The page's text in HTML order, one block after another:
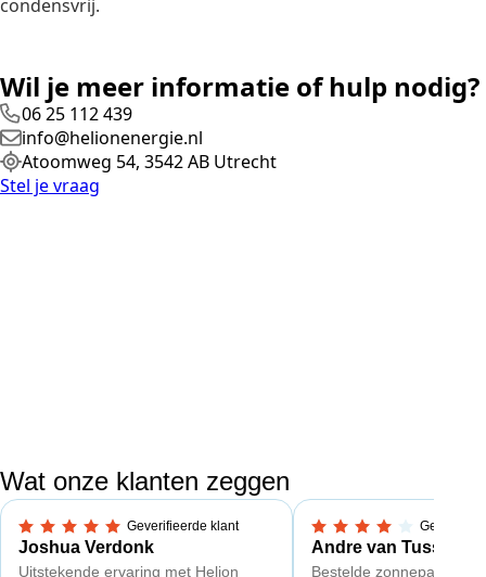
condensvrij.
Wil je meer informatie of hulp nodig?
06 25 112 439
info@helionenergie.nl
Atoomweg 54, 3542 AB Utrecht
Stel je vraag
Wat onze klanten zeggen
Geverifieerde klant
5,0 van 5 sterren
Joshua Verdonk
Uitstekende ervaring met Helion
4 van 5 sterren
Andre van
Bestelde zonnepanelen